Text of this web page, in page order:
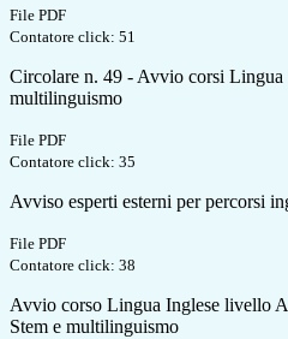
File PDF
Contatore click: 51
Circolare n. 49 - Avvio corsi
multilinguismo
File PDF
Contatore click: 35
Avviso esperti esterni per percorsi
File PDF
Contatore click: 38
Avvio corso Lingua Inglese livello
Stem e multilinguismo